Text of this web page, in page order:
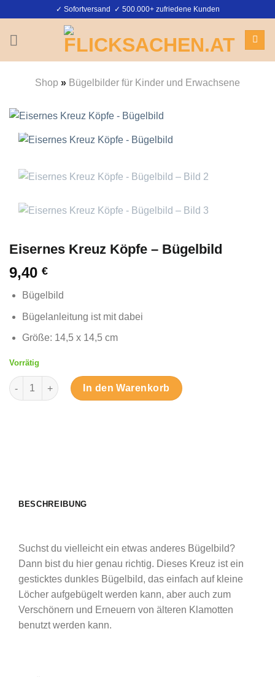
springen
✓ Sofortversand ✓ 500.000+ zufriedene Kunden
Shop » Bügelbilder für Kinder und Erwachsene
Eisernes Kreuz Köpfe – Bügelbild
9,40 €
Bügelbild
Bügelanleitung ist mit dabei
Größe: 14,5 x 14,5 cm
Vorrätig
Eisernes Kreuz Köpfe - Bügelbild Menge
In den Warenkorb
BESCHREIBUNG
Suchst du vielleicht ein etwas anderes Bügelbild?
Dann bist du hier genau richtig. Dieses Kreuz ist ein
gesticktes dunkles Bügelbild, das einfach auf kleine
Löcher aufgebügelt werden kann, aber auch zum
Verschönern und Erneuern von älteren Klamotten
benutzt werden kann.